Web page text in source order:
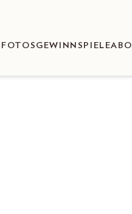
FOTOS GEWINNSPIELEABO